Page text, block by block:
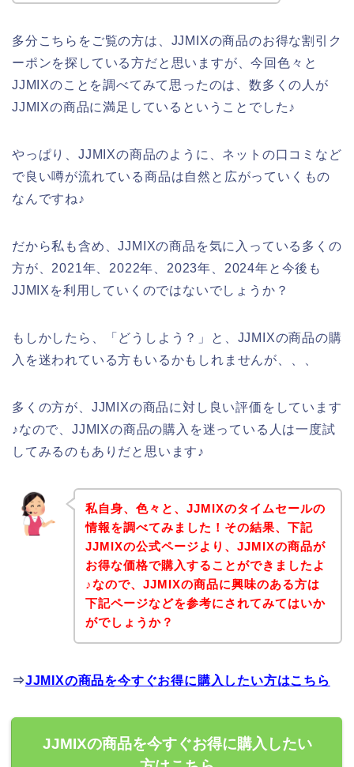
多分こちらをご覧の方は、JJMIXの商品のお得な割引ク
ーポンを探している方だと思いますが、今回色々と
JJMIXのことを調べてみて思ったのは、数多くの人が
JJMIXの商品に満足しているということでした♪
やっぱり、JJMIXの商品のように、ネットの口コミなど
で良い噂が流れている商品は自然と広がっていくもの
なんですね♪
だから私も含め、JJMIXの商品を気に入っている多くの
方が、2021年、2022年、2023年、2024年と今後も
JJMIXを利用していくのではないでしょうか？
もしかしたら、「どうしよう？」と、JJMIXの商品の購
入を迷われている方もいるかもしれませんが、、、
多くの方が、JJMIXの商品に対し良い評価をしています
♪なので、JJMIXの商品の購入を迷っている人は一度試
してみるのもありだと思います♪
私自身、色々と、JJMIXのタイムセールの
情報を調べてみました！その結果、下記
JJMIXの公式ページより、JJMIXの商品が
お得な価格で購入することができましたよ
♪なので、JJMIXの商品に興味のある方は
下記ページなどを参考にされてみてはいか
がでしょうか？
⇒JJMIXの商品を今すぐお得に購入したい方はこちら
JJMIXの商品を今すぐお得に購入したい